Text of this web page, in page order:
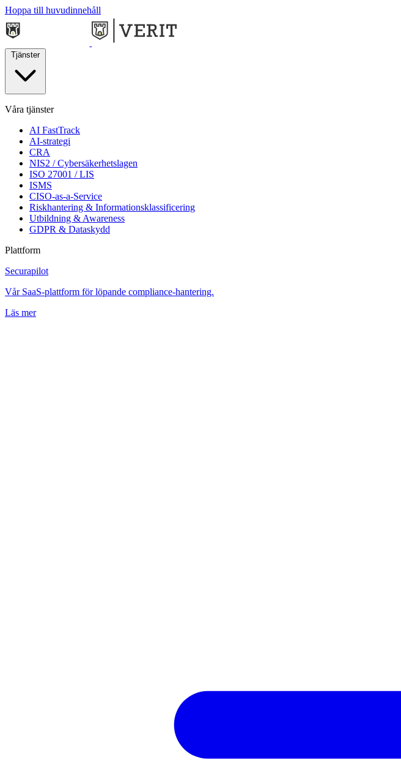
Hoppa till huvudinnehåll
Tjänster
Våra tjänster
AI FastTrack
AI-strategi
CRA
NIS2 / Cybersäkerhetslagen
ISO 27001 / LIS
ISMS
CISO-as-a-Service
Riskhantering & Informationsklassificering
Utbildning & Awareness
GDPR & Dataskydd
Plattform
Securapilot
Vår SaaS-plattform för löpande compliance-hantering.
Läs mer